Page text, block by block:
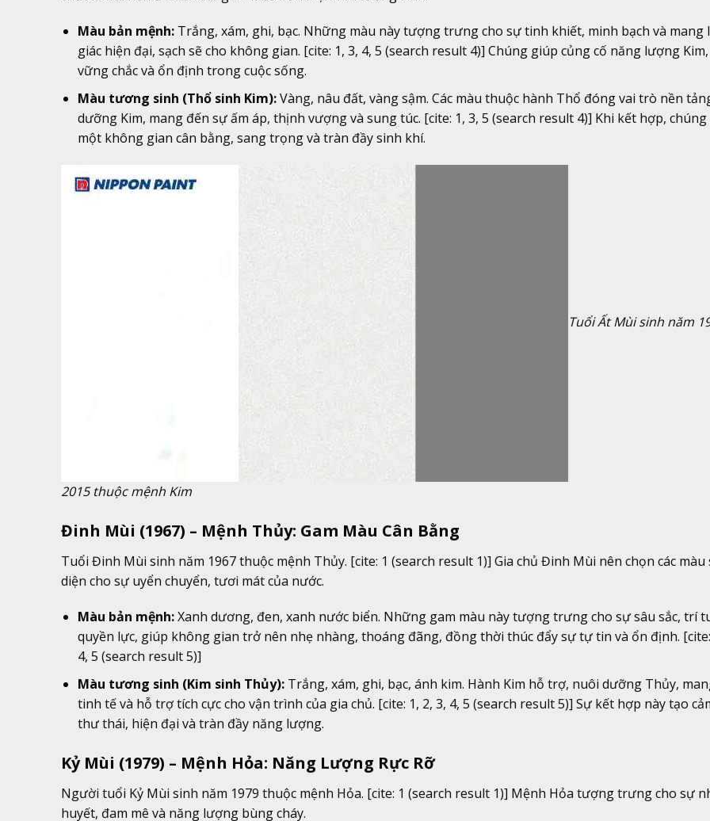
Màu bản mệnh:Trắng, xám, ghi, bạc. Những màu này tượng trưng cho sự tinh khiết, minh bạch và mang
giác hiện đại, sạch sẽ cho không gian. [cite: 1, 3, 4, 5 (search result 4)] Chúng giúp củng cố năng lượng
vững chắc và ổn định trong cuộc sống.
Màu tương sinh (Thổ sinh Kim):Vàng, nâu đất, vàng sậm. Các màu thuộc hành Thổ đóng vai trò nền
dưỡng Kim, mang đến sự ấm áp, thịnh vượng và sung túc. [cite: 1, 3, 5 (search result 4)] Khi kết hợp,
một không gian cân bằng, sang trọng và tràn đầy sinh khí.
Tuổi Ất Mùi sinh năm
2015 thuộc mệnh Kim
Đinh Mùi (1967) – Mệnh Thủy: Gam Màu Cân Bằng
Tuổi Đinh Mùi sinh năm 1967 thuộc mệnh Thủy. [cite: 1 (search result 1)] Gia chủ Đinh Mùi nên chọn các màu
diện cho sự uyển chuyển, tươi mát của nước.
Màu bản mệnh:Xanh dương, đen, xanh nước biển. Những gam màu này tượng trưng cho sự sâu sắc, trí
quyền lực, giúp không gian trở nên nhẹ nhàng, thoáng đãng, đồng thời thúc đẩy sự tự tin và ổn định. [cite:
4, 5 (search result 5)]
Màu tương sinh (Kim sinh Thủy):Trắng, xám, ghi, bạc, ánh kim. Hành Kim hỗ trợ, nuôi dưỡng Thủy,
tinh tế và hỗ trợ tích cực cho vận trình của gia chủ. [cite: 1, 2, 3, 4, 5 (search result 5)] Sự kết hợp này tạo
thư thái, hiện đại và tràn đầy năng lượng.
Kỷ Mùi (1979) – Mệnh Hỏa: Năng Lượng Rực Rỡ
Người tuổi Kỷ Mùi sinh năm 1979 thuộc mệnh Hỏa. [cite: 1 (search result 1)] Mệnh Hỏa tượng trưng cho sự
huyết, đam mê và năng lượng bùng cháy.